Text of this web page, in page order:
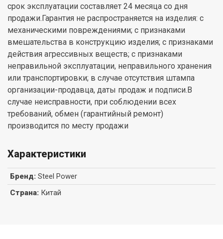
срок эксплуатации составляет 24 месяца со дня
продажи.Гарантия не распространяется на изделия: с
механическими повреждениями; с признаками
вмешательства в конструкцию изделия; с признаками
действия агрессивных веществ; с признаками
неправильной эксплуатации, неправильного хранения
или транспортировки; в случае отсутствия штампа
организации-продавца, даты продаж и подписи.В
случае неисправности, при соблюдении всех
требований, обмен (гарантийный ремонт)
производится по месту продажи
Характеристики
Бренд: Steel Power
Страна: Китай